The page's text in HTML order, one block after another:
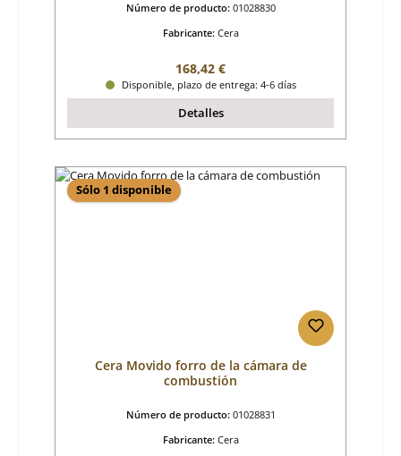
Número de producto: 01028830
Fabricante: Cera
Precio normal:
168,42 €
Disponible, plazo de entrega: 4-6 días
Detalles
Sólo 1 disponible
Cera Movido forro de la cámara de
combustión
Número de producto: 01028831
Fabricante: Cera